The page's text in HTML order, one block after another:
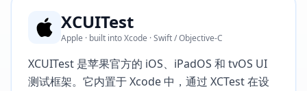
XCUITest
Apple · built into Xcode · Swift / Objective-C
XCUITest 是苹果官方的 iOS、iPadOS 和 tvOS UI
测试框架。它内置于 Xcode 中，通过 XCTest 在设